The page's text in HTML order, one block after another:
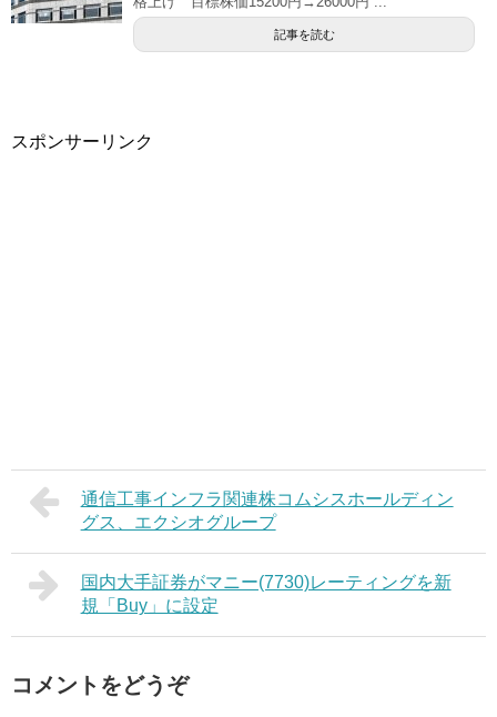
記事を読む
スポンサーリンク
通信工事インフラ関連株コムシスホールディン
グス、エクシオグループ
国内大手証券がマニー(7730)レーティングを新
規「Buy」に設定
コメントをどうぞ